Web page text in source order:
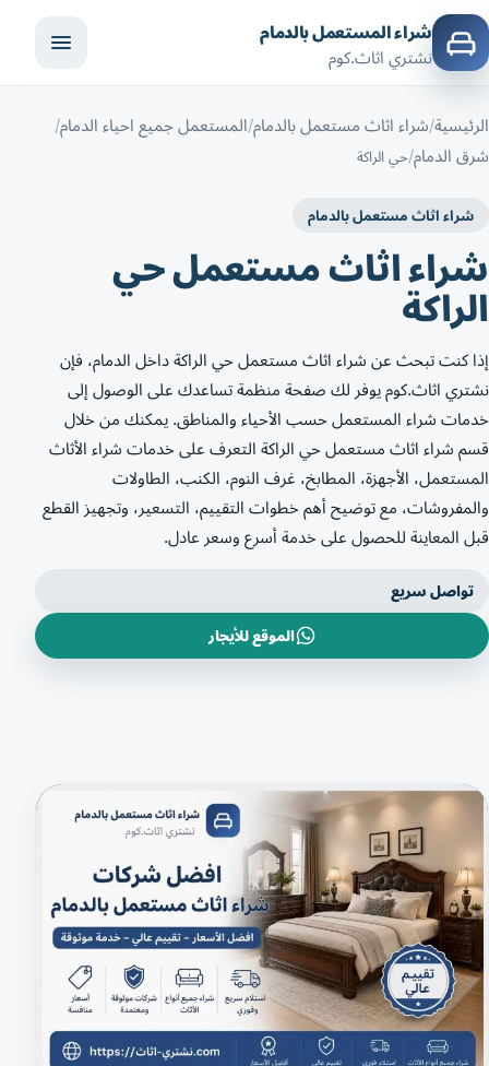
شراء المستعمل بالدمام
نشتري اثاث.كوم
الرئيسية شراء اثاث مستعمل بالدمام المستعمل جميع احياء الدمام
شرق الدمام حي الراكة
شراء اثاث مستعمل بالدمام
شراء اثاث مستعمل حي
الراكة
إذا كنت تبحث عن شراء اثاث مستعمل حي الراكة داخل الدمام، فإن
نشتري اثاث.كوم يوفر لك صفحة منظمة تساعدك على الوصول إلى
خدمات شراء المستعمل حسب الأحياء والمناطق. يمكنك من خلال
قسم شراء اثاث مستعمل حي الراكة التعرف على خدمات شراء الأثاث
المستعمل، الأجهزة، المطابخ، غرف النوم، الكنب، الطاولات
والمفروشات، مع توضيح أهم خطوات التقييم، التسعير، وتجهيز القطع
قبل المعاينة للحصول على خدمة أسرع وسعر عادل.
تواصل سريع
الموقع للأيجار